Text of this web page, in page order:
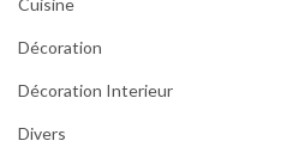
Décoration
Décoration Interieur
Divers